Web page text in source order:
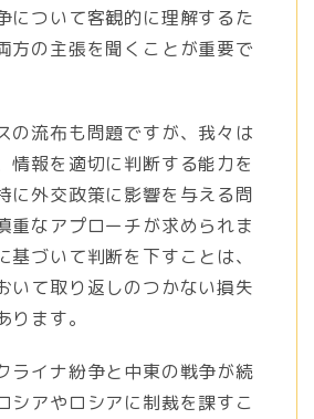
について客観的に理解するた
方の主張を聞くことが重要で
の流布も問題ですが、我々は
情報を適切に判断する能力を
に外交政策に影響を与える問
重なアプローチが求められま
基づいて判断を下すことは、
いて取り返しのつかない損失
ます。
ライナ紛争と中東の戦争が続
シアやロシアに制裁を課すこ